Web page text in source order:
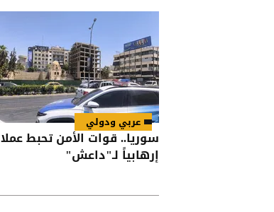
عربي ودولي
سوريا.. قوات الأمن تحبط عملا
إرهابياً لـ"داعش"